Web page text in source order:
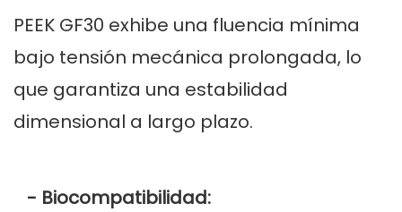
PEEK GF30 exhibe una fluencia mínima
bajo tensión mecánica prolongada, lo
que garantiza una estabilidad
dimensional a largo plazo.
- Biocompatibilidad: